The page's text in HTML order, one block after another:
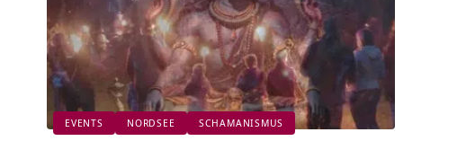
EVENTS NORDSEE SCHAMANISMUS